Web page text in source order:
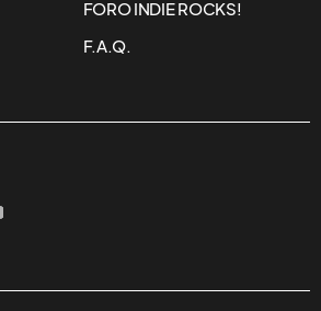
FORO INDIE ROCKS!
F.A.Q.